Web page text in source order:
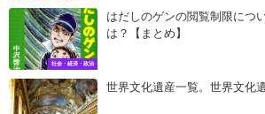
社会・経済・政治
はだしのゲンの閲覧制限につ
は？【まとめ】
世界文化遺産一覧。世界文化